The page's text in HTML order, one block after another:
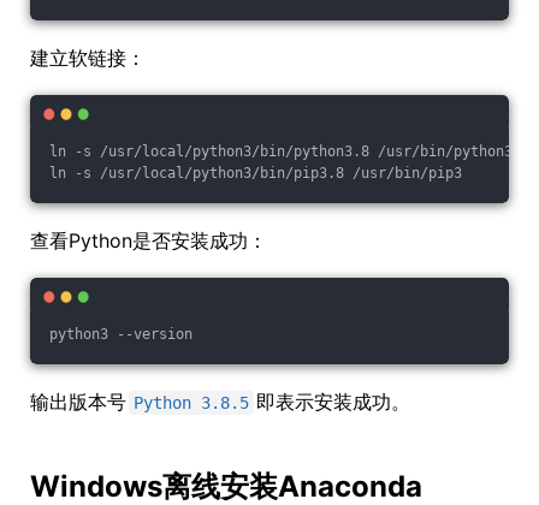
建立软链接：
ln -s /usr/local/python3/bin/python3.8 /usr/bin/python3
ln -s /usr/local/python3/bin/pip3.8 /usr/bin/pip3
查看Python是否安装成功：
python3 --version
输出版本号 Python 3.8.5 即表示安装成功。
Windows离线安装Anaconda